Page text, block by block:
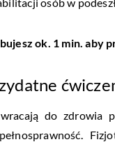
ok. 1 min. aby
do zdrowia